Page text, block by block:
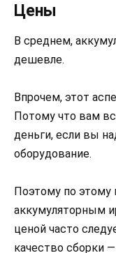
Цены
В среднем,
дешевле.
Впрочем, этот
Потому что вам
деньги, если вы
оборудование.
Поэтому по этому
аккумуляторным
ценой часто
качество сборки